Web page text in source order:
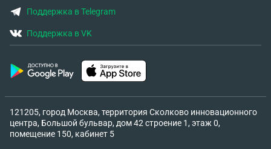
Поддержка в Telegram
Поддержка в VK
121205, город Москва, территория Сколково инновационного
центра, Большой бульвар, дом 42 строение 1, этаж 0,
помещение 150, кабинет 5